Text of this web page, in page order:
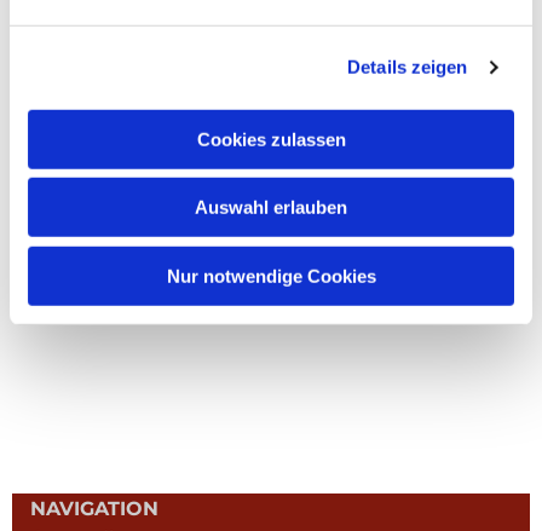
Details zeigen
Cookies zulassen
Auswahl erlauben
Nur notwendige Cookies
NAVIGATION